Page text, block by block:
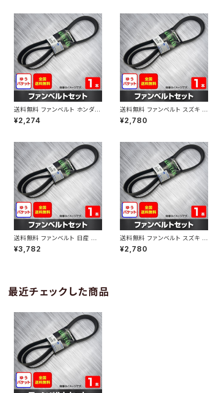
送料無料 ファンベルト ホンダ フ
ィット 型式GE6 H19.10～H25.
09 （国内トップメーカー） 1本 H
¥2,274
送料無料 ファンベルト スズキ ス
ペーシア 型式MK32S H25.03
～H30.02 （国内トップメーカ
¥2,780
送料無料 ファンベルト 日産 キ
ューブ 型式Z12 H20.11～H24.
10 （国内トップメーカー） 1本 H
¥3,782
送料無料 ファンベルト スズキ ワ
ゴンR 型式MH34S H24.09～
H29.02 （国内トップメーカー）
¥2,780
最近チェックした商品